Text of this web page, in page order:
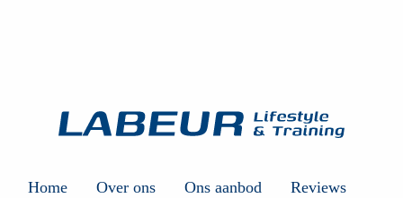
Home Over ons Ons aanbod Reviews